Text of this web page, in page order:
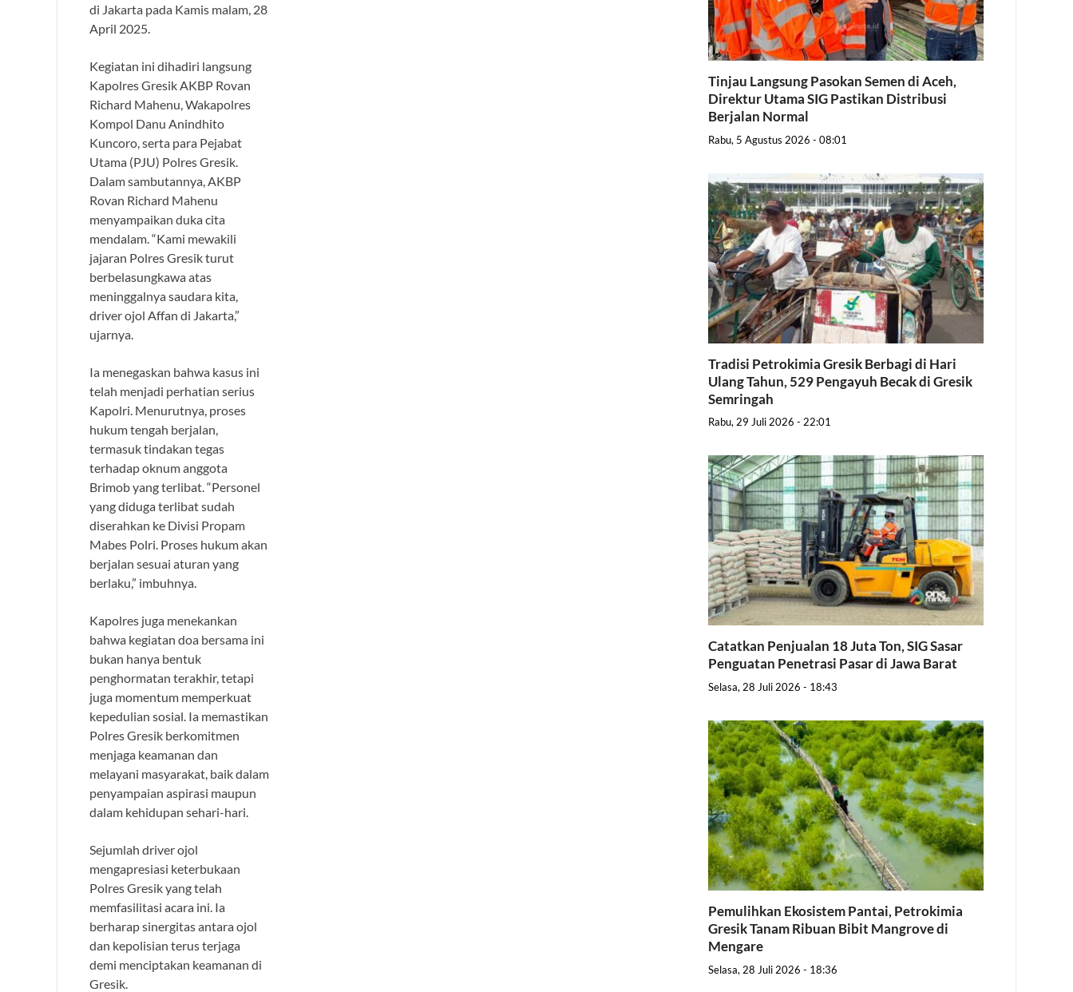
di Jakarta pada Kamis malam, 28
April 2025.
Kegiatan ini dihadiri langsung
Kapolres Gresik AKBP Rovan
Richard Mahenu, Wakapolres
Kompol Danu Anindhito
Kuncoro, serta para Pejabat
Utama (PJU) Polres Gresik.
Dalam sambutannya, AKBP
Rovan Richard Mahenu
menyampaikan duka cita
mendalam. “Kami mewakili
jajaran Polres Gresik turut
berbelasungkawa atas
meninggalnya saudara kita,
driver ojol Affan di Jakarta,”
ujarnya.
Ia menegaskan bahwa kasus ini
telah menjadi perhatian serius
Kapolri. Menurutnya, proses
hukum tengah berjalan,
termasuk tindakan tegas
terhadap oknum anggota
Brimob yang terlibat. “Personel
yang diduga terlibat sudah
diserahkan ke Divisi Propam
Mabes Polri. Proses hukum akan
berjalan sesuai aturan yang
berlaku,” imbuhnya.
Kapolres juga menekankan
bahwa kegiatan doa bersama ini
bukan hanya bentuk
penghormatan terakhir, tetapi
juga momentum memperkuat
kepedulian sosial. Ia memastikan
Polres Gresik berkomitmen
menjaga keamanan dan
melayani masyarakat, baik dalam
penyampaian aspirasi maupun
dalam kehidupan sehari-hari.
Sejumlah driver ojol
mengapresiasi keterbukaan
Polres Gresik yang telah
memfasilitasi acara ini. Ia
berharap sinergitas antara ojol
dan kepolisian terus terjaga
demi menciptakan keamanan di
Gresik.
Tinjau Langsung Pasokan Semen di Aceh,
Direktur Utama SIG Pastikan Distribusi
Berjalan Normal
Rabu, 5 Agustus 2026 - 08:01
Tradisi Petrokimia Gresik Berbagi di Hari
Ulang Tahun, 529 Pengayuh Becak di Gresik
Semringah
Rabu, 29 Juli 2026 - 22:01
Catatkan Penjualan 18 Juta Ton, SIG Sasar
Penguatan Penetrasi Pasar di Jawa Barat
Selasa, 28 Juli 2026 - 18:43
Pemulihkan Ekosistem Pantai, Petrokimia
Gresik Tanam Ribuan Bibit Mangrove di
Mengare
Selasa, 28 Juli 2026 - 18:36